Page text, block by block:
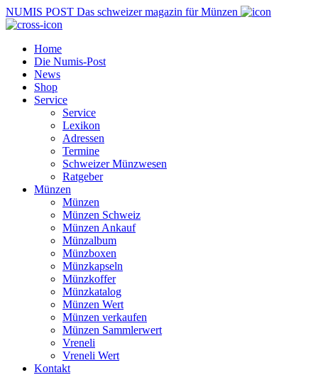
NUMIS POST Das schweizer magazin für Münzen
Home
Die Numis-Post
News
Shop
Service
Service
Lexikon
Adressen
Termine
Schweizer Münzwesen
Ratgeber
Münzen
Münzen
Münzen Schweiz
Münzen Ankauf
Münzalbum
Münzboxen
Münzkapseln
Münzkoffer
Münzkatalog
Münzen Wert
Münzen verkaufen
Münzen Sammlerwert
Vreneli
Vreneli Wert
Kontakt